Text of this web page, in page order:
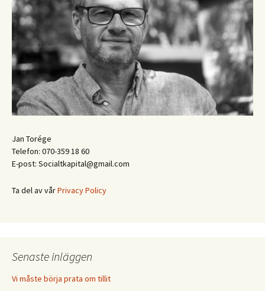
Jan Torége
Telefon: 070-359 18 60
E-post: Socialtkapital@gmail.com
Ta del av vårPrivacy Policy
Senaste inläggen
Vi måste börja prata om tillit